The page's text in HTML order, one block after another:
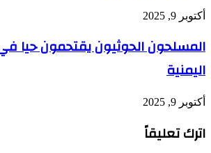
أكتوبر 9, 2025
المسلحون الحوثيون يقتحمون حيا
اليمنية
أكتوبر 9, 2025
اترك تعليقاً